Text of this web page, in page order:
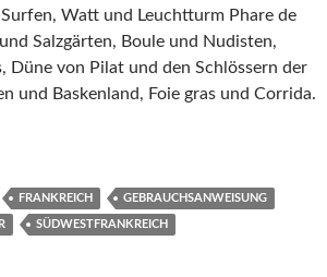
Watt und Leuchtturm Phare de
Salzgärten, Boule und Nudisten,
Düne von Pilat und den Schlössern der
und Baskenland, Foie gras und Corrida.
für Bordeaux und die Atlantikküste von
FRANKREICH GEBRAUCHSANWEISUNG
SÜDWESTFRANKREICH